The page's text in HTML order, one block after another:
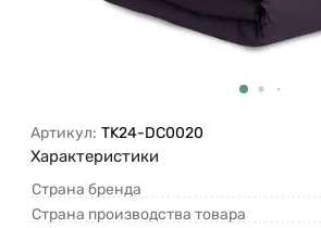
Артикул: TK24-DC0020
Характеристики
Страна бренда
Страна производства товара